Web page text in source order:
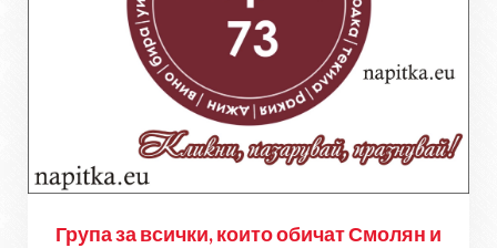
Група за всички, които обичат Смолян и